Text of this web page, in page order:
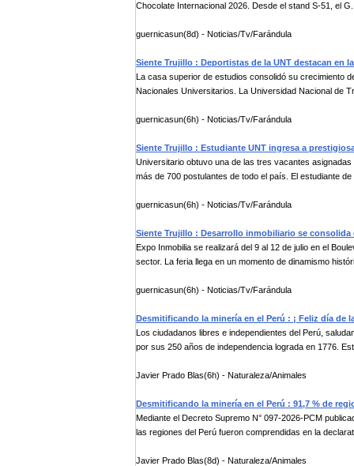
Chocolate Internacional 2026. Desde el stand S-51, el
guernicasun(8d) - Noticias/Tv/Farándula
Siente Trujillo : Deportistas de la UNT destacan en
La casa superior de estudios consolidó su crecimiento
Nacionales Universitarios. La Universidad Nacional de
guernicasun(6h) - Noticias/Tv/Farándula
Siente Trujillo : Estudiante UNT ingresa a
Universitario obtuvo una de las tres vacantes
más de 700 postulantes de todo el país. El estudiante de
guernicasun(6h) - Noticias/Tv/Farándula
Siente Trujillo : Desarrollo inmobiliario se
Expo Inmobilia se realizará del 9 al 12 de julio en el
sector. La feria llega en un momento de dinamismo
guernicasun(6h) - Noticias/Tv/Farándula
Desmitificando la minería en el Perú : ¡ Feliz día de
Los ciudadanos libres e independientes del Perú,
por sus 250 años de independencia lograda en 1776.
Javier Prado Blas(6h) - Naturaleza/Animales
Desmitificando la minería en el Perú : 91,7 % de
Mediante el Decreto Supremo N° 097-2026-PCM
las regiones del Perú fueron comprendidas en la
Javier Prado Blas(8d) - Naturaleza/Animales